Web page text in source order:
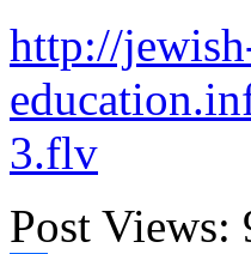
http://
3.flv
Post Views: